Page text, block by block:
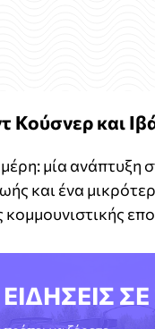
Κούσνερ και
μία ανάπτυξη
και ένα
ΕΙΔΗΣΕΙΣ ΣΕ